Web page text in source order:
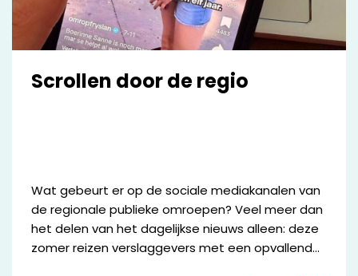
Scrollen door de regio
Wat gebeurt er op de sociale mediakanalen van
de regionale publieke omroepen? Veel meer dan
het delen van het dagelijkse nieuws alleen: deze
zomer reizen verslaggevers met een opvallende